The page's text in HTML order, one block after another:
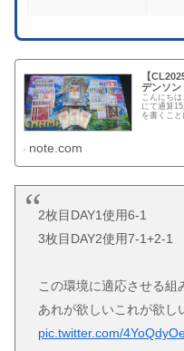
【
デンソン
こんにち
にて通算
を書くこ
note.com
2枚目DAY1使用6-1
3枚目DAY2使用7-1+2-1
この環境に適応させる組
あれが欲しいこれが欲し
pic.twitter.com/